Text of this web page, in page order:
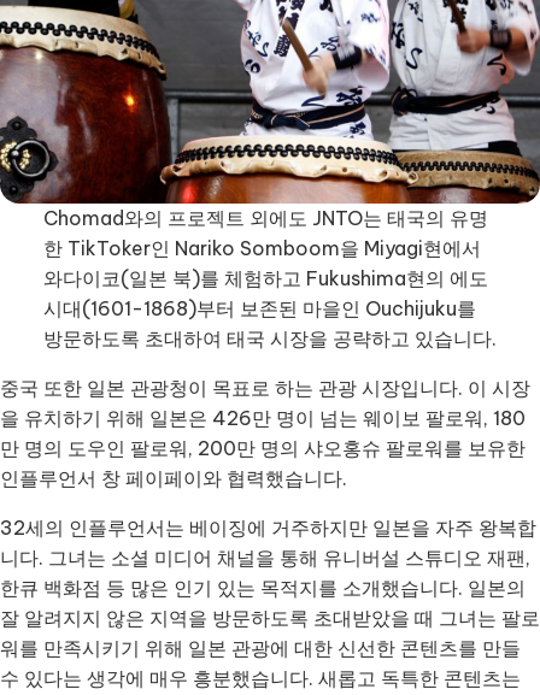
Chomad와의 프로젝트 외에도 JNTO는 태국의 유명
한 TikToker인 Nariko Somboom을 Miyagi현에서
와다이코(일본 북)를 체험하고 Fukushima현의 에도
시대(1601-1868)부터 보존된 마을인 Ouchijuku를
방문하도록 초대하여 태국 시장을 공략하고 있습니다.
중국 또한 일본 관광청이 목표로 하는 관광 시장입니다. 이 시장
을 유치하기 위해 일본은 426만 명이 넘는 웨이보 팔로워, 180
만 명의 도우인 팔로워, 200만 명의 샤오홍슈 팔로워를 보유한
인플루언서 창 페이페이와 협력했습니다.
32세의 인플루언서는 베이징에 거주하지만 일본을 자주 왕복합
니다. 그녀는 소셜 미디어 채널을 통해 유니버설 스튜디오 재팬,
한큐 백화점 등 많은 인기 있는 목적지를 소개했습니다. 일본의
잘 알려지지 않은 지역을 방문하도록 초대받았을 때 그녀는 팔로
워를 만족시키기 위해 일본 관광에 대한 신선한 콘텐츠를 만들
수 있다는 생각에 매우 흥분했습니다. 새롭고 독특한 콘텐츠는